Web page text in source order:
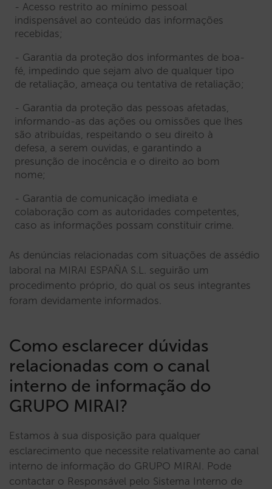
Acesso restrito ao mínimo pessoal
indispensável ao conteúdo das informações
recebidas;
Garantia da proteção dos informantes de boa-
fé, impedindo que sejam alvo de qualquer tipo
de retaliação, ameaça ou tentativa de retaliação;
Garantia da proteção das pessoas afetadas,
informando-as das ações ou omissões que lhes
são atribuídas, respeitando o seu direito à
defesa, a serem ouvidas, e garantindo a
presunção de inocência e o direito ao bom
nome;
Garantia de comunicação imediata e
colaboração com as autoridades competentes,
caso as informações possam constituir crime.
As denúncias relacionadas com situações de assédio
laboral na MIRAI ESPAÑA S.L. seguirão um
procedimento próprio, do qual os seus integrantes
foram devidamente informados.
Como esclarecer dúvidas
relacionadas com o canal
interno de informação do
GRUPO MIRAI?
Estamos à sua disposição para qualquer
esclarecimento que necessite relativamente ao canal
interno de informação do GRUPO MIRAI. Pode
contactar o Responsável pelo Sistema Interno de